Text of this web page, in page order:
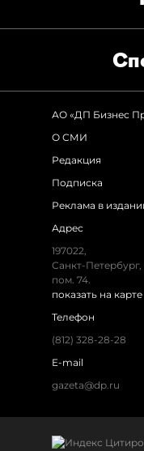
АО «ДП Бизнес
О СМИ
Редакция
Подписка
Реклама в
Адрес
197022,
Санкт-Петербург,
пом. 74.
показать на карте
Телефон
(812) 328-28-28
E-mail
gazeta@dp.ru